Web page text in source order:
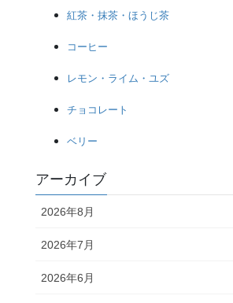
紅茶・抹茶・ほうじ茶
コーヒー
レモン・ライム・ユズ
チョコレート
ベリー
アーカイブ
2026年8月
2026年7月
2026年6月